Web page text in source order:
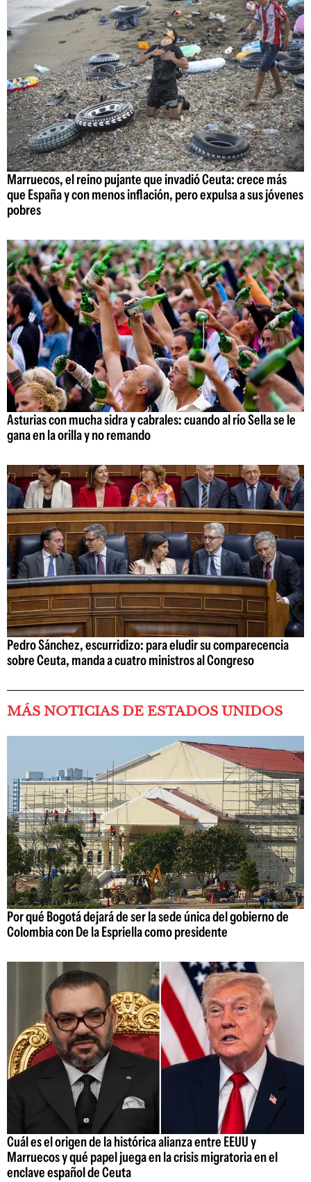
Marruecos, el reino pujante que invadió Ceuta: crece más
que España y con menos inflación, pero expulsa a sus jóvenes
pobres
Asturias con mucha sidra y cabrales: cuando al río Sella se le
gana en la orilla y no remando
Pedro Sánchez, escurridizo: para eludir su comparecencia
sobre Ceuta, manda a cuatro ministros al Congreso
MÁS NOTICIAS DE ESTADOS UNIDOS
Por qué Bogotá dejará de ser la sede única del gobierno de
Colombia con De la Espriella como presidente
Cuál es el origen de la histórica alianza entre EEUU y
Marruecos y qué papel juega en la crisis migratoria en el
enclave español de Ceuta